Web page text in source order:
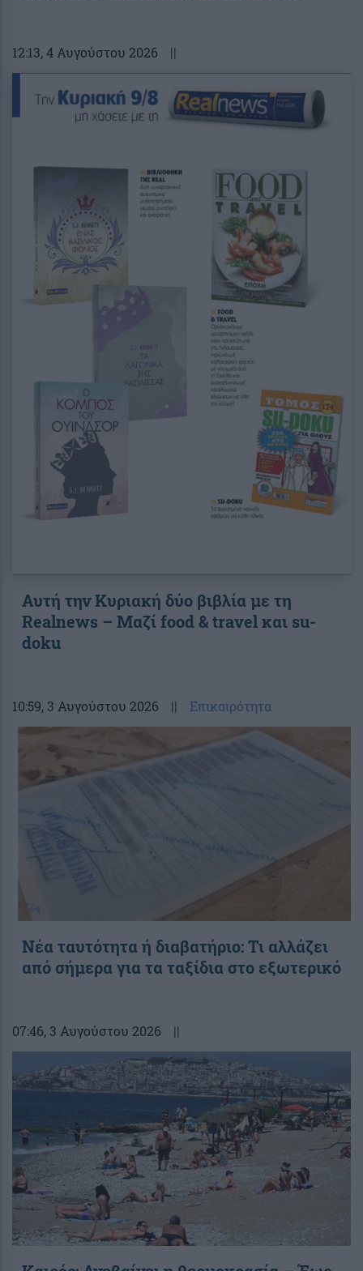
12:13, 4 Αυγούστου 2026 ||
Αυτή την Κυριακή δύο βιβλία με τη
Realnews – Μαζί food & travel και su-
doku
10:59, 3 Αυγούστου 2026 || Επικαιρότητα
Νέα ταυτότητα ή διαβατήριο: Τι αλλάζει
από σήμερα για τα ταξίδια στο εξωτερικό
07:46, 3 Αυγούστου 2026 ||